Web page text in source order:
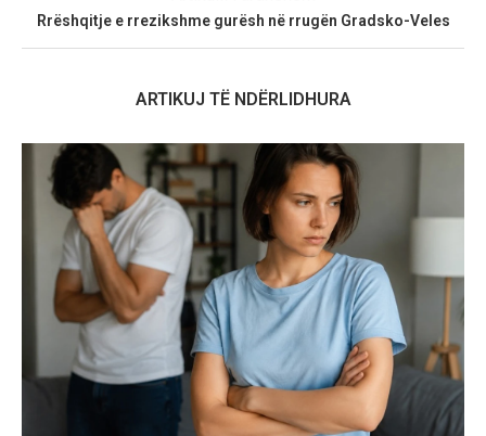
Rrëshqitje e rrezikshme gurësh në rrugën Gradsko-Veles
ARTIKUJ TË NDËRLIDHURA